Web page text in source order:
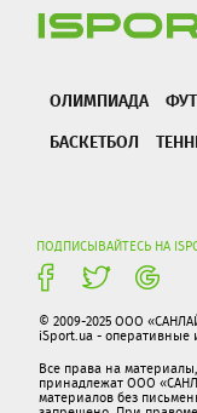
ОЛИМПИАДА
БАСКЕТБОЛ
ПОДПИСЫВАЙТЕСЬ НА
© 2009-2025 ООО
iSport.ua - оперативные
Все права на
принадлежат ООО
материалов без